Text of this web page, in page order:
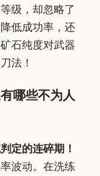
级，却忽略了
低成功率，还
石纯度对武器
法！
哪些不为人
定的连碎期！
波动。在洗练